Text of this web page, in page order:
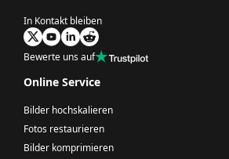
In Kontakt bleiben
Bewerte uns auf
Online Service
Bilder hochskalieren
Fotos restaurieren
Bilder komprimieren